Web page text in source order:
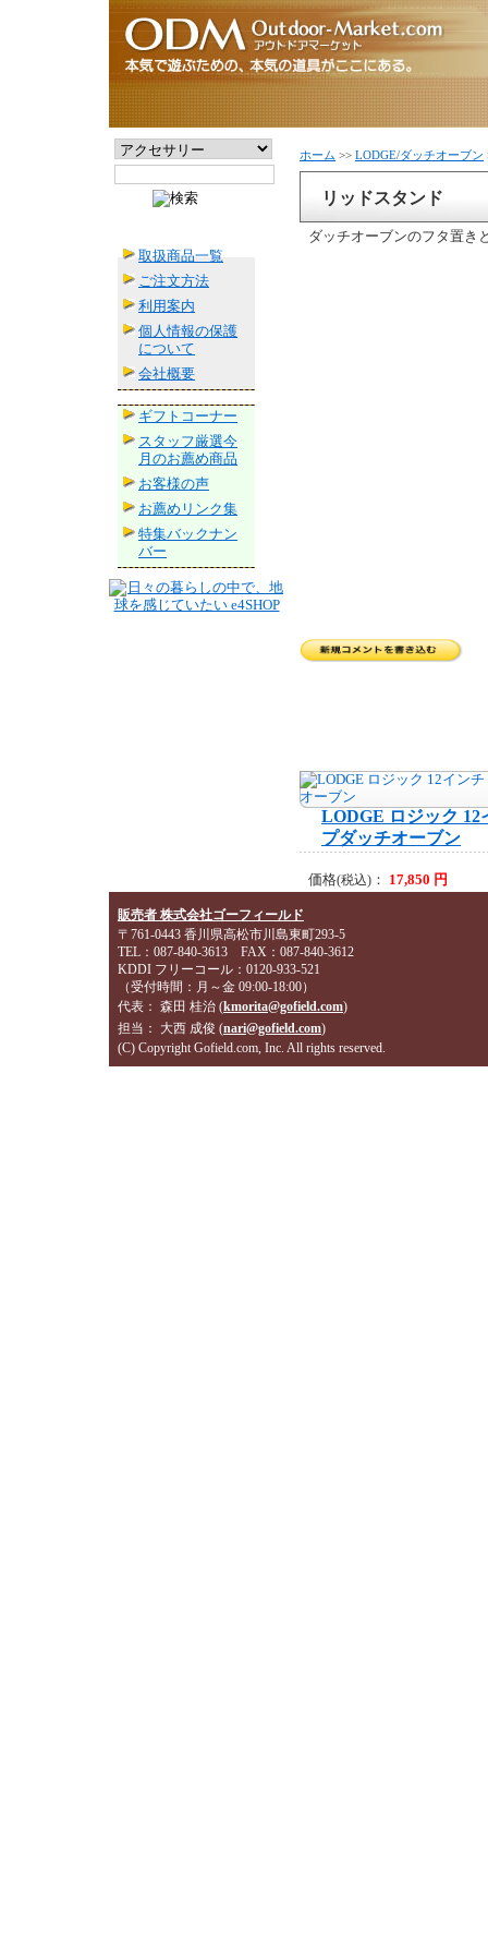
取扱商品一覧
ご注文方法
利用案内
個人情報の保護
について
会社概要
ギフトコーナー
スタッフ厳選今
月のお薦め商品
お客様の声
お薦めリンク集
特集バックナン
バー
ホーム >> LODGE/ダッチオーブン
リッドスタンド
ダッチオーブンのフタ置き
LODGE ロジック 12
プダッチオーブン
価格(税込) ： 17,850 円
販売者 株式会社ゴーフィールド
〒761-0443 香川県高松市川島東町293-5
TEL：087-840-3613 FAX：087-840-3612
KDDI フリーコール：0120-933-521
（受付時間：月～金 09:00-18:00）
代表： 森田 桂治 (kmorita@gofield.com)
担当： 大西 成俊 (nari@gofield.com)
(C) Copyright Gofield.com, Inc. All rights reserved.